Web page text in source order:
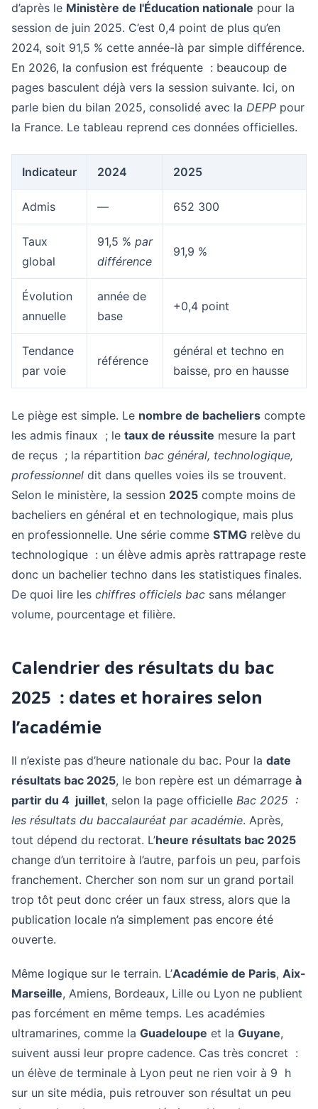
d’après le Ministère de l'Éducation nationale pour la
session de juin 2025. C’est 0,4 point de plus qu’en
2024, soit 91,5 % cette année-là par simple différence.
En 2026, la confusion est fréquente : beaucoup de
pages basculent déjà vers la session suivante. Ici, on
parle bien du bilan 2025, consolidé avec la DEPP pour
la France. Le tableau reprend ces données officielles.
Indicateur 2024 2025
Admis — 652 300
Taux
global
91,5 % par
différence
91,9 %
Évolution
annuelle
année de
base
+0,4 point
Tendance
par voie
référence
général et techno en
baisse, pro en hausse
Le piège est simple. Le nombre de bacheliers compte
les admis finaux ; le taux de réussite mesure la part
de reçus ; la répartition bac général, technologique,
professionnel dit dans quelles voies ils se trouvent.
Selon le ministère, la session 2025 compte moins de
bacheliers en général et en technologique, mais plus
en professionnelle. Une série comme STMG relève du
technologique : un élève admis après rattrapage reste
donc un bachelier techno dans les statistiques finales.
De quoi lire les chiffres officiels bac sans mélanger
volume, pourcentage et filière.
Calendrier des résultats du bac
2025 : dates et horaires selon
l’académie
Il n’existe pas d’heure nationale du bac. Pour la date
résultats bac 2025, le bon repère est un démarrage à
partir du 4 juillet, selon la page officielle Bac 2025 :
les résultats du baccalauréat par académie. Après,
tout dépend du rectorat. L’heure résultats bac 2025
change d’un territoire à l’autre, parfois un peu, parfois
franchement. Chercher son nom sur un grand portail
trop tôt peut donc créer un faux stress, alors que la
publication locale n’a simplement pas encore été
ouverte.
Même logique sur le terrain. L’Académie de Paris, Aix-
Marseille, Amiens, Bordeaux, Lille ou Lyon ne publient
pas forcément en même temps. Les académies
ultramarines, comme la Guadeloupe et la Guyane,
suivent aussi leur propre cadence. Cas très concret :
un élève de terminale à Lyon peut ne rien voir à 9 h
sur un site média, puis retrouver son résultat un peu